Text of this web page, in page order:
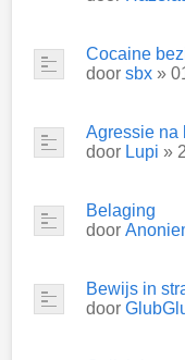
Cocaine
door sbx »
Agressie na
door Lupi »
Belaging
door
Bewijs in
door